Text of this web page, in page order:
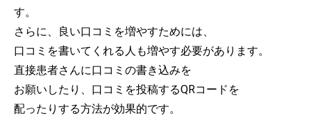
す。
さらに、良い口コミを増やすためには、
口コミを書いてくれる人も増やす必要があります。
直接患者さんに口コミの書き込みを
お願いしたり、口コミを投稿するQRコードを
配ったりする方法が効果的です。